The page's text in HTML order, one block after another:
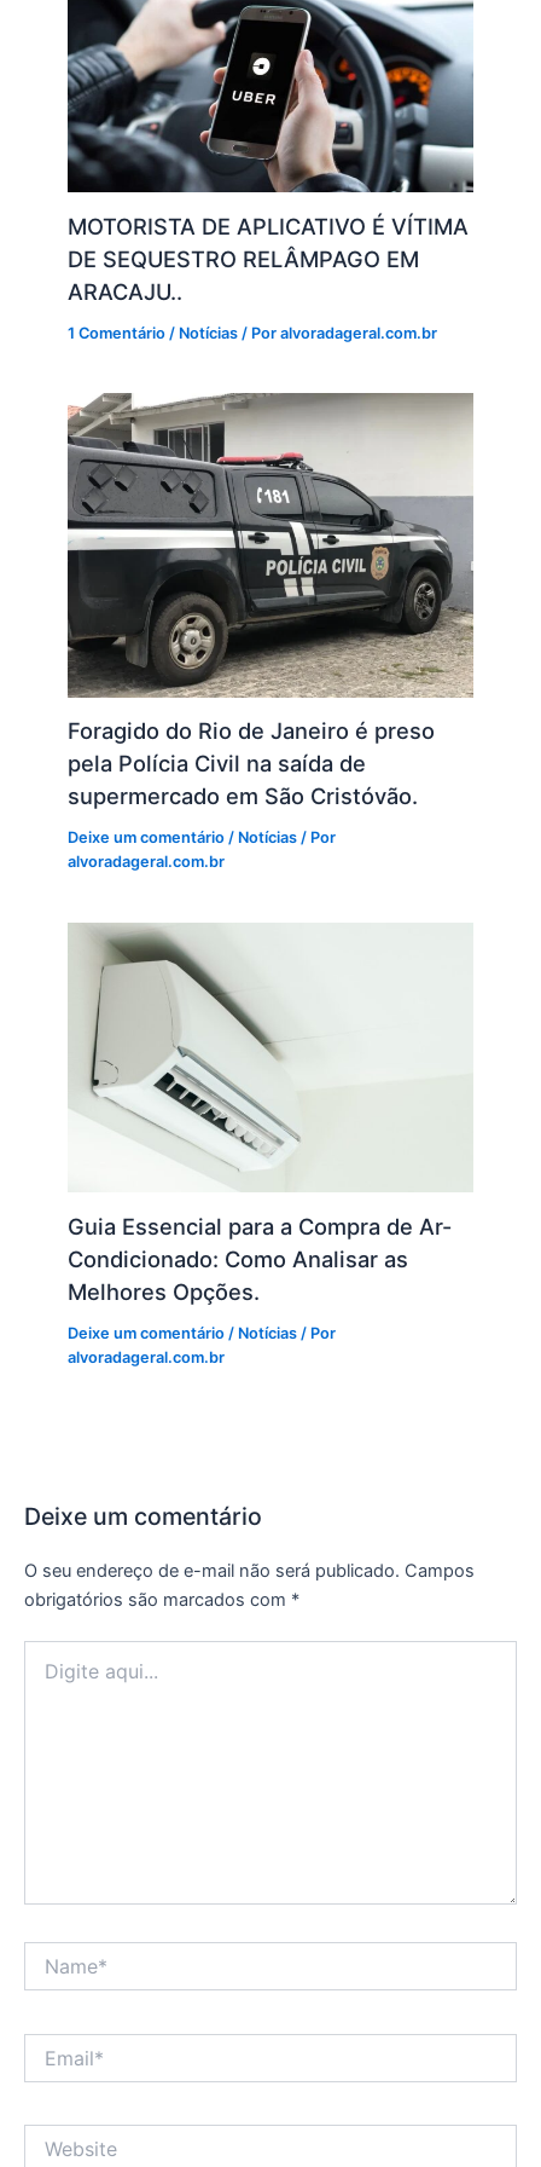
MOTORISTA DE APLICATIVO É VÍTIMA
DE SEQUESTRO RELÂMPAGO EM
ARACAJU..
1 Comentário / Notícias / Poralvoradageral.com.br
Foragido do Rio de Janeiro é preso
pela Polícia Civil na saída de
supermercado em São Cristóvão.
Deixe um comentário / Notícias / Por
alvoradageral.com.br
Guia Essencial para a Compra de Ar-
Condicionado: Como Analisar as
Melhores Opções.
Deixe um comentário / Notícias / Por
alvoradageral.com.br
Deixe um comentário
O seu endereço de e-mail não será publicado. Campos
obrigatórios são marcados com *
aqui...